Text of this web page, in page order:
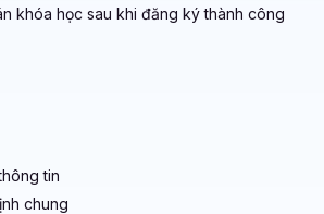
khóa học sau khi đăng ký thành công
tin
chung